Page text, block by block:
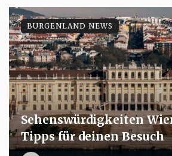
Sehenswürdigkeiten
Tipps für deinen Besuch
BURGENLAND NEWS